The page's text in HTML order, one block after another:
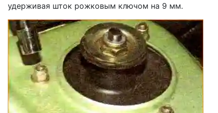
удерживая шток рожковым ключом на 9 мм.